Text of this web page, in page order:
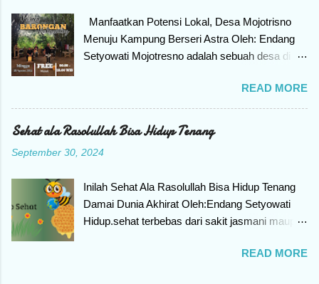
seseorang kehilangan motivasi untuk
melakukan hal yang disukai, yaitu membaca
buku. Jangan khawatir ya teman-teman, bila
menyelesaikan masalah. Ikuti artikel ini sampai
akhir karena akan berbagi bagaimana
menyiasatinya. Jadi ada 10 cara menyiasati jika
terjadi Reading slump. Penyebab Reading
ibaratnya, kenapa reading slump menimpa
pembaca buku? Penyebab seseorang
mengalami Reading slump ada beberapa yang
Manfaatkan Potensi Lokal, Desa Mojotrisno
Menuju Kampung Berseri Astra Oleh: Endang
Setyowati Mojotresno adalah sebuah desa di
Jombang Provinsi Jawa Timur. Mojotresno
dilewati jalan utama lintas Selatan yang
menghubungkan Surabaya dengan Solo dan
Yogyakarta. Letak yang strategis sangat mudah
untuk dijangkau. Desa ini tidak terletak di
pada kondisi alam yang biasa. Namun, berkat
terobosan dan inovasi yang dilakukan berhasil
di sulap menjadi desa wisata yang terutama
barongan, wisata edukasi, edukasi pengolahan
READ MORE
Sehat ala Rasolullah Bisa Hidup Tenang
September 30, 2024
Inilah Sehat Ala Rasolullah Bisa Hidup Tenang
Damai Dunia Akhirat Oleh:Endang Setyowati
Hidup.sehat terbebas dari sakit jasmani maupun
adalah nikmat yang paling berharga dalam hidup
READ MORE